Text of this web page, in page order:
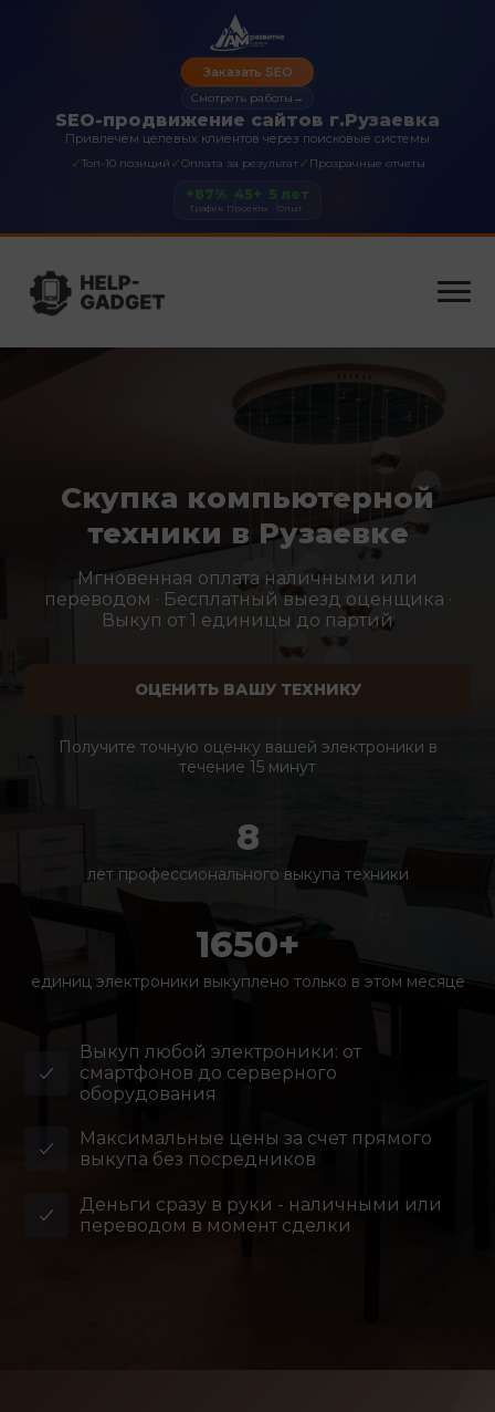
SEO-продвижение сайтов г.Рузаевка
Привлечем целевых клиентов через поисковые системы
✓Топ-10 позиций ✓Оплата за результат✓ Прозрачные отчеты
Заказать SEO
Смотреть работы →
+87%
Трафик
45+
Проекты
5 лет
Опыт
Скупка компьютерной
техники в Рузаевке
Мгновенная оплата наличными или
переводом · Бесплатный выезд оценщика ·
Выкуп от 1 единицы до партий
ОЦЕНИТЬ ВАШУ ТЕХНИКУ
Получите точную оценку вашей электроники в
течение 15 минут
8
лет профессионального выкупа техники
1650+
единиц электроники выкуплено только в этом месяце
Выкуп любой электроники: от
смартфонов до серверного
оборудования
Максимальные цены за счет прямого
выкупа без посредников
Деньги сразу в руки - наличными или
переводом в момент сделки